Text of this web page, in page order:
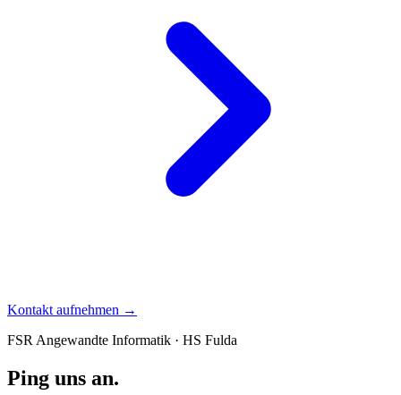
Kontakt aufnehmen →
FSR Angewandte Informatik · HS Fulda
Ping uns an.